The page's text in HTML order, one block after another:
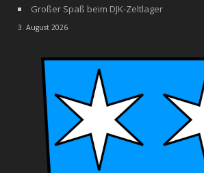
Großer Spaß beim DJK-Zeltlager
3. August 2026